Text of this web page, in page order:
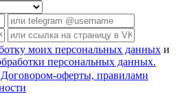
моих персональных данных и
персональных данных.
Договором-оферты, правилами